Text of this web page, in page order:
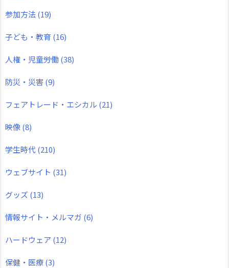
参加方法(19)
子ども・教育 (16)
人権・児童労働(38)
防災・災害(9)
フェアトレード・エシカル (21)
映像(8)
学生時代(210)
ウェブサイト (31)
グッズ (13)
情報サイト・メルマガ (6)
ハードウェア (12)
保健・医療(3)